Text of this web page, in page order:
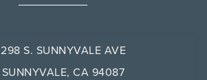
298 S. SUNNYVALE AVE
SUNNYVALE, CA 94087